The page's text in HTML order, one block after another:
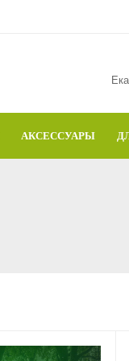
АКСЕССУАРЫ